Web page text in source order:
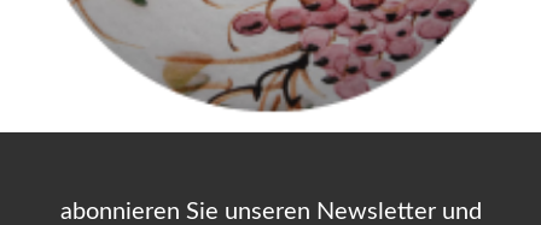
abonnieren Sie unseren Newsletter und